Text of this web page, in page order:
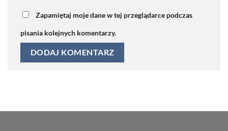
Zapamiętaj moje dane w tej przeglądarce podczas
pisania kolejnych komentarzy.